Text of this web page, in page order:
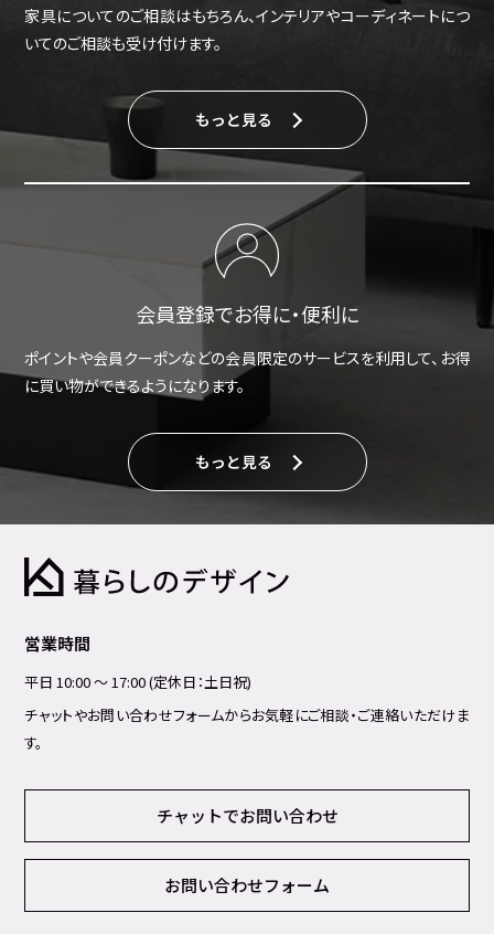
家具についてのご相談はもちろん、インテリアやコーディネートにつ
いてのご相談も受け付けます。
もっと見る
会員登録でお得に・便利に
ポイントや会員クーポンなどの会員限定のサービスを利用して、お得
に買い物ができるようになります。
もっと見る
営業時間
平日 10:00 ～ 17:00 (定休日：土日祝)
チャットやお問い合わせフォームからお気軽にご相談・ご連絡いただけま
す。
チャットでお問い合わせ
お問い合わせフォーム